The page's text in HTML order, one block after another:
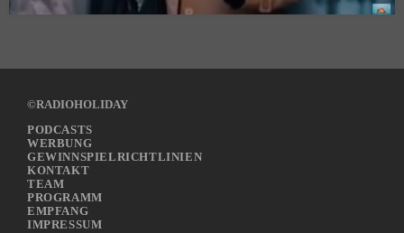
©RADIOHOLIDAY
PODCASTS
WERBUNG
GEWINNSPIELRICHTLINIEN
KONTAKT
TEAM
PROGRAMM
EMPFANG
IMPRESSUM